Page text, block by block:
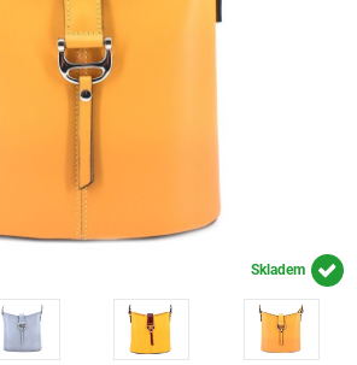
Skladem